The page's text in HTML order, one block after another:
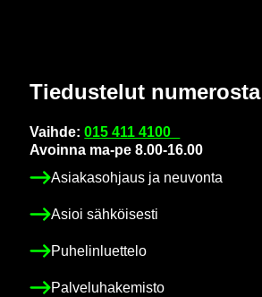
Tie­dus­te­lut nu­me­ros­ta
Vaih­de:015 411 4100
Avoin­na ma-pe 8.00-16.00
Asia­kas­oh­jaus ja neu­von­ta
Asioi säh­köi­ses­ti
Pu­he­lin­luet­te­lo
Pal­ve­lu­ha­ke­mis­to